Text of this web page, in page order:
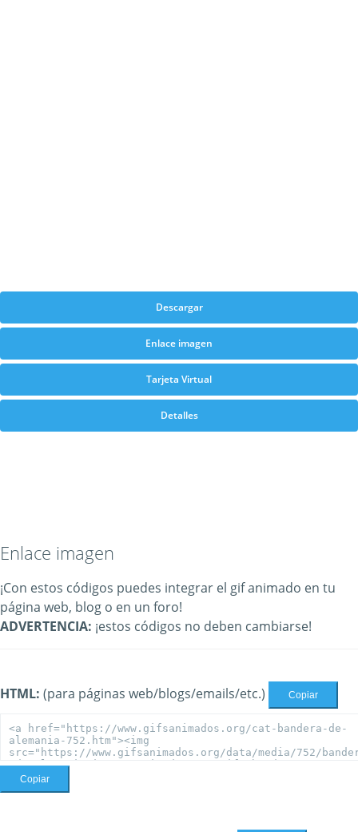
Descargar
Enlace imagen
Tarjeta Virtual
Detalles
Enlace imagen
¡Con estos códigos puedes integrar el gif animado en tu
página web, blog o en un foro!
ADVERTENCIA: ¡estos códigos no deben cambiarse!
HTML: (para páginas web/blogs/emails/etc.) Copiar
Copiar